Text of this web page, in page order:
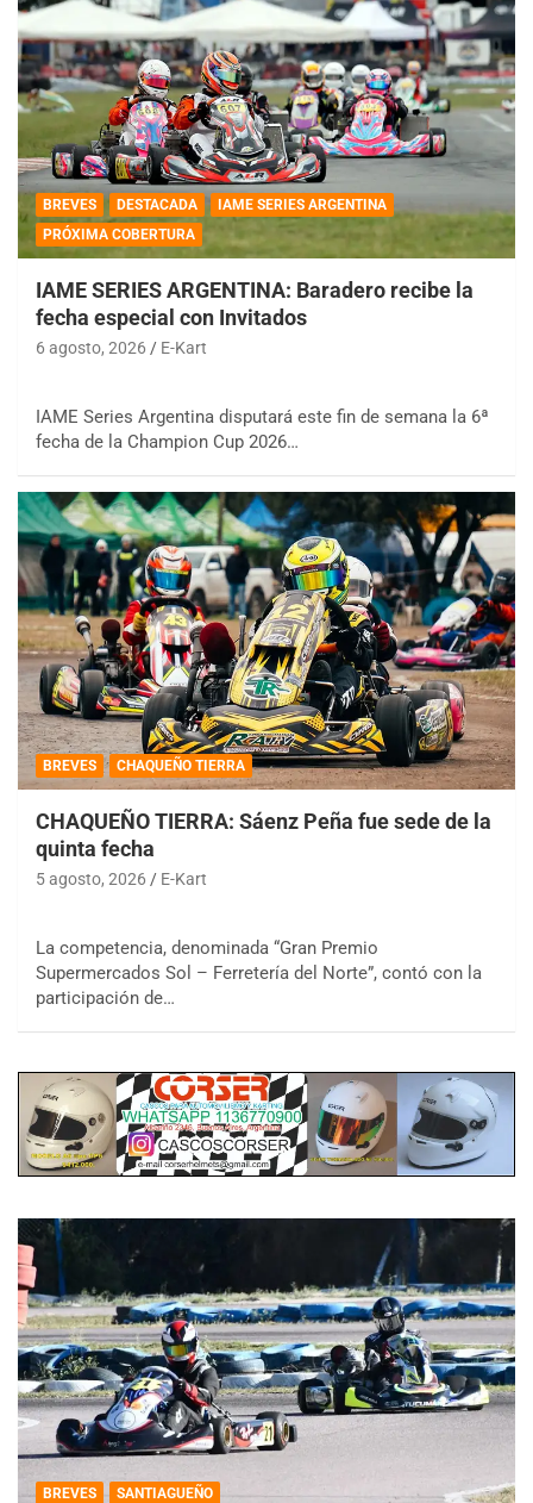
BREVES DESTACADA
IAME SERIES ARGENTINA
PRÓXIMA COBERTURA
IAME SERIES ARGENTINA: Baradero recibe la
fecha especial con Invitados
6 agosto, 2026 E-Kart
IAME Series Argentina disputará este fin de semana la 6ª
fecha de la Champion Cup 2026…
BREVES CHAQUEÑO TIERRA
CHAQUEÑO TIERRA: Sáenz Peña fue sede de la
quinta fecha
5 agosto, 2026 E-Kart
La competencia, denominada “Gran Premio
Supermercados Sol – Ferretería del Norte”, contó con la
participación de…
BREVES SANTIAGUEÑO